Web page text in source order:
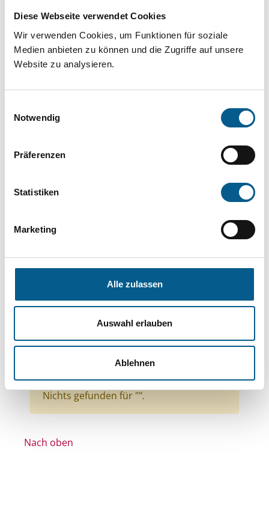
Diese Webseite verwendet Cookies
Wir verwenden Cookies, um Funktionen für soziale
Medien anbieten zu können und die Zugriffe auf unsere
Website zu analysieren.
Notwendig
Präferenzen
Statistiken
Marketing
Alle zulassen
Auswahl erlauben
Ablehnen
Stiftungsdatenbank recherchieren. Bei der
Suche bitte die Groß- und Kleinschreibung
beachten.
können durch die Wahl von Bereichen oder
Suchen
Themen: Wohltätige Zwecke
Themen: Bildung und Erziehung
Themen: Natur- & Umweltschutz
Themen: Bürgerschaftliches Engagement
Stiftungstyp: Lokal tätige Stiftung
Alle Filter entfernen
Nichts gefunden für "".
Nach oben